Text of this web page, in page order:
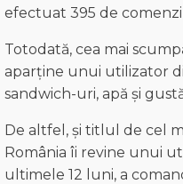
efectuat 395 de
Totodată, cea mai
aparține unui utilizator
sandwich-uri, apă și
De altfel, și titlul de cel
România îi revine unui
ultimele 12 luni, a